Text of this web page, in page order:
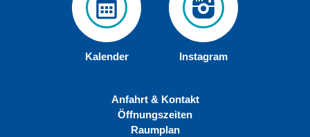
Kalender Instagram
Anfahrt & Kontakt
Öffnungszeiten
Raumplan